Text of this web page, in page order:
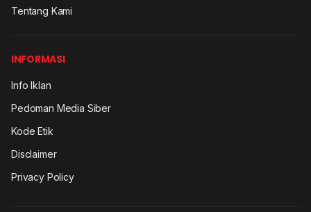
Tentang Kami
INFORMASI
Info Iklan
Pedoman Media Siber
Kode Etik
Disclaimer
Privacy Policy